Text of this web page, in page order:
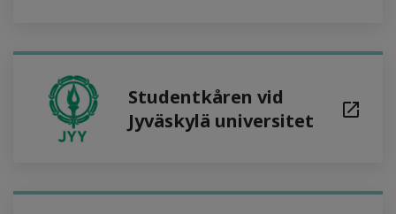
Studentkåren vid
Jyväskylä universitet